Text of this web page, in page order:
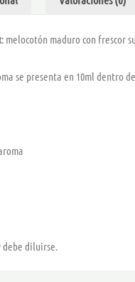
: melocotón maduro con frescor
se presenta en 10ml dentro
debe diluirse.